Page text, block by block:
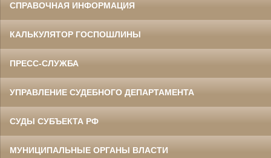
СПРАВОЧНАЯ ИНФОРМАЦИЯ
КАЛЬКУЛЯТОР ГОСПОШЛИНЫ
ПРЕСС-СЛУЖБА
УПРАВЛЕНИЕ СУДЕБНОГО ДЕПАРТАМЕНТА
СУДЫ СУБЪЕКТА РФ
МУНИЦИПАЛЬНЫЕ ОРГАНЫ ВЛАСТИ